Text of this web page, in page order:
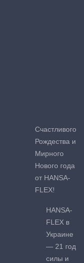
Счастливого
Рождества и
Мирного
Нового года
от HANSA-
FLEX!
HANSA-
FLEX в
Украине
— 21 год
силы и